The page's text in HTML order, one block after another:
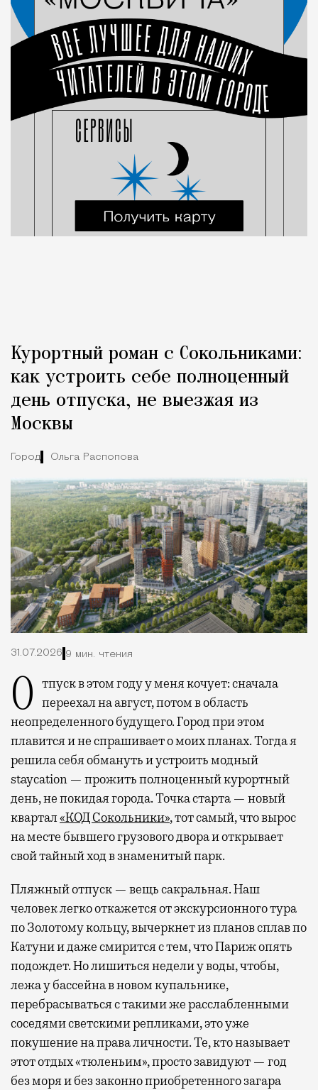
Курортный роман с Сокольниками:
как устроить себе полноценный
день отпуска, не выезжая из
Москвы
Город Ольга Распопова
31.07.2026 9 мин. чтения
Отпуск в этом году у меня кочует: сначала переехал на август, потом в область
неопределенного будущего. Город при этом
плавится и не спрашивает о моих планах. Тогда я
решила себя обмануть и устроить модный
staycation — прожить полноценный курортный
день, не покидая города. Точка старта — новый
квартал«КОД Сокольники», тот самый, что вырос
на месте бывшего грузового двора и открывает
свой тайный ход в знаменитый парк.
Пляжный отпуск — вещь сакральная. Наш
человек легко откажется от экскурсионного тура
по Золотому кольцу, вычеркнет из планов сплав по
Катуни и даже смирится с тем, что Париж опять
подождет. Но лишиться недели у воды, чтобы,
лежа у бассейна в новом купальнике,
перебрасываться с такими же расслабленными
соседями светскими репликами, это уже
покушение на права личности. Те, кто называет
этот отдых «тюленьим», просто завидуют — год
без моря и без законно приобретенного загара